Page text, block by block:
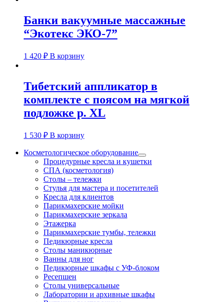
Банки вакуумные массажные
“Экотекс ЭКО-7”
1 420 ₽ В корзину
Тибетский аппликатор в
комплекте с поясом на мягкой
подложке р. XL
1 530 ₽ В корзину
Косметологическое оборудование
Процедурные кресла и кушетки
СПА (косметология)
Столы – тележки
Стулья для мастера и посетителей
Кресла для клиентов
Парикмахерские мойки
Парикмахерские зеркала
Этажерка
Парикмахерские тумбы, тележки
Педикюрные кресла
Столы маникюрные
Ванны для ног
Педикюрные шкафы с УФ-блоком
Ресепшен
Столы универсальные
Лаборатории и архивные шкафы